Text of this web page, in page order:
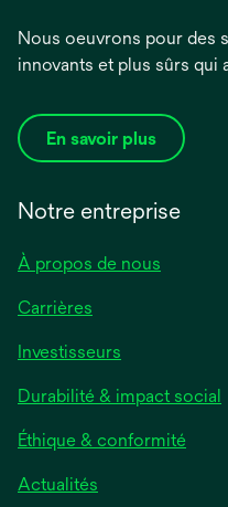
Nous oeuvrons pour des
innovants et plus sûrs qui
En savoir plus
Notre entreprise
À propos de nous
Carrières
Investisseurs
Durabilité & impact social
Éthique & conformité
Actualités